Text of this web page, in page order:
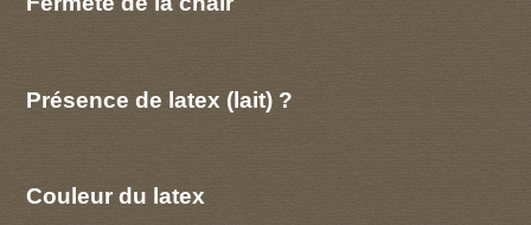
Présence de latex (lait) ?
Couleur du latex